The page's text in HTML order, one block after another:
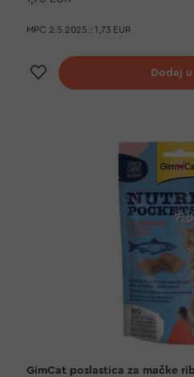
MPC 2.5.2025.: 1,73 EUR
Dodaj na listu
Dodaj
GimCat poslastica za mačke